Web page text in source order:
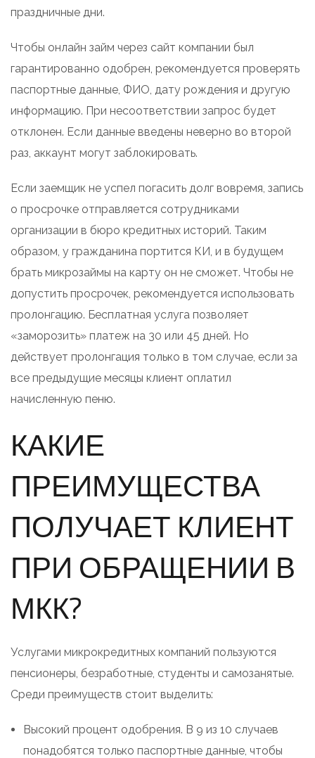
праздничные дни.
Чтобы онлайн займ через сайт компании был
гарантированно одобрен, рекомендуется проверять
паспортные данные, ФИО, дату рождения и другую
информацию. При несоответствии запрос будет
отклонен. Если данные введены неверно во второй
раз, аккаунт могут заблокировать.
Если заемщик не успел погасить долг вовремя, запись
о просрочке отправляется сотрудниками
организации в бюро кредитных историй. Таким
образом, у гражданина портится КИ, и в будущем
брать микрозаймы на карту он не сможет. Чтобы не
допустить просрочек, рекомендуется использовать
пролонгацию. Бесплатная услуга позволяет
«заморозить» платеж на 30 или 45 дней. Но
действует пролонгация только в том случае, если за
все предыдущие месяцы клиент оплатил
начисленную пеню.
КАКИЕ
ПРЕИМУЩЕСТВА
ПОЛУЧАЕТ КЛИЕНТ
ПРИ ОБРАЩЕНИИ В
МКК?
Услугами микрокредитных компаний пользуются
пенсионеры, безработные, студенты и самозанятые.
Среди преимуществ стоит выделить:
Высокий процент одобрения. В 9 из 10 случаев
понадобятся только паспортные данные, чтобы